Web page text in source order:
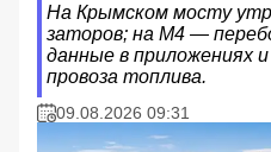
На Крымском мосту
заторов; на М4 —
данные в приложениях
провоза топлива.
09.08.2026 09:31